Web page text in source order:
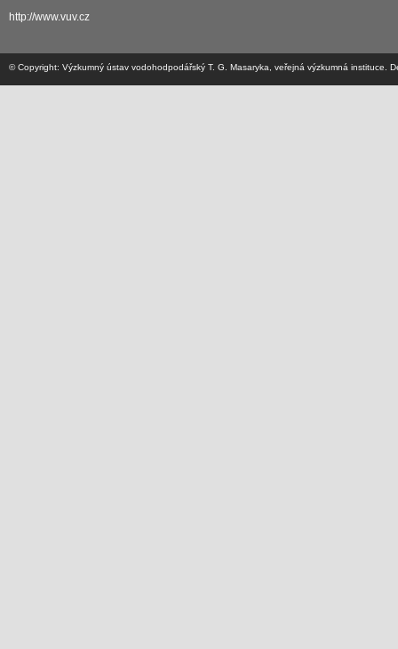
http://www.vuv.cz
© Copyright: Výzkumný ústav vodohodpodářský T. G. Masaryka, veřejná výzkumná instituce.